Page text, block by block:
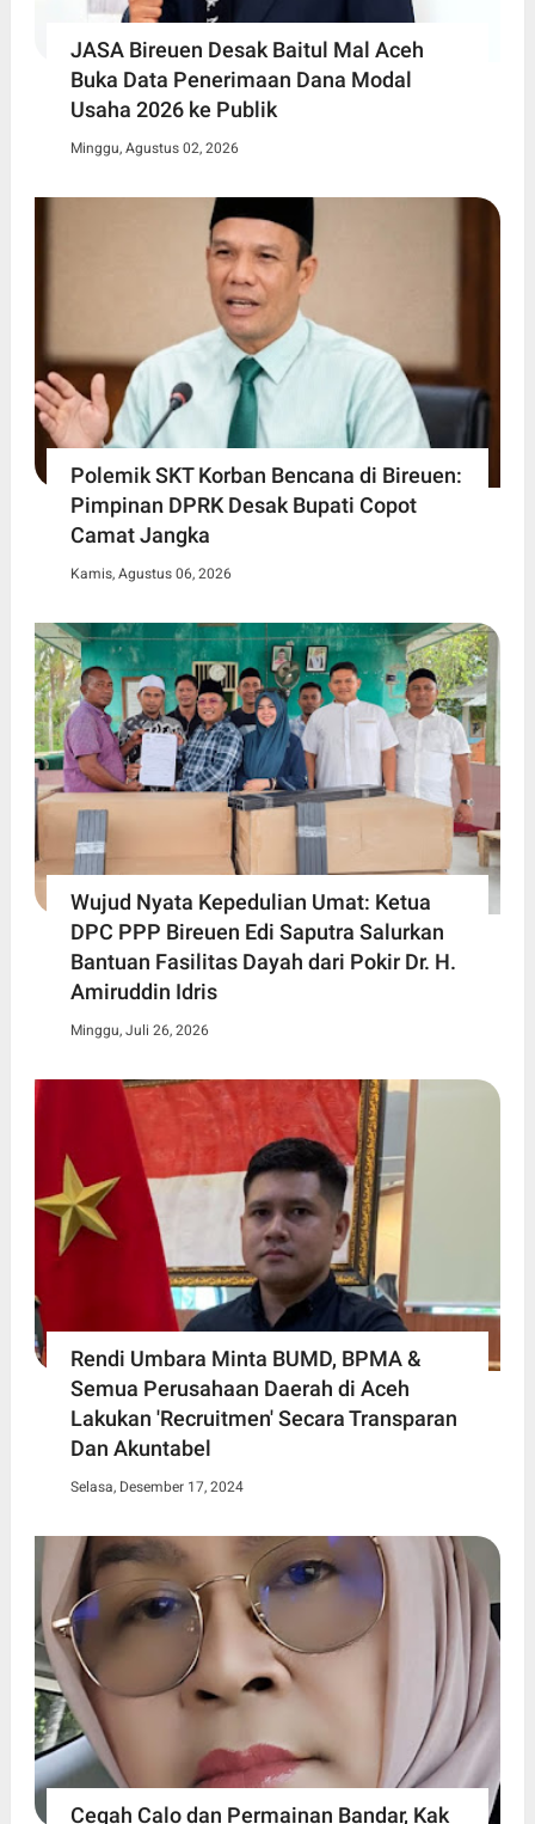
JASA Bireuen Desak Baitul Mal Aceh
Buka Data Penerimaan Dana Modal
Usaha 2026 ke Publik
Minggu, Agustus 02, 2026
Polemik SKT Korban Bencana di Bireuen:
Pimpinan DPRK Desak Bupati Copot
Camat Jangka
Kamis, Agustus 06, 2026
Wujud Nyata Kepedulian Umat: Ketua
DPC PPP Bireuen Edi Saputra Salurkan
Bantuan Fasilitas Dayah dari Pokir Dr. H.
Amiruddin Idris
Minggu, Juli 26, 2026
Rendi Umbara Minta BUMD, BPMA &
Semua Perusahaan Daerah di Aceh
Lakukan 'Recruitmen' Secara Transparan
Dan Akuntabel
Selasa, Desember 17, 2024
Cegah Calo dan Permainan Bandar, Kak